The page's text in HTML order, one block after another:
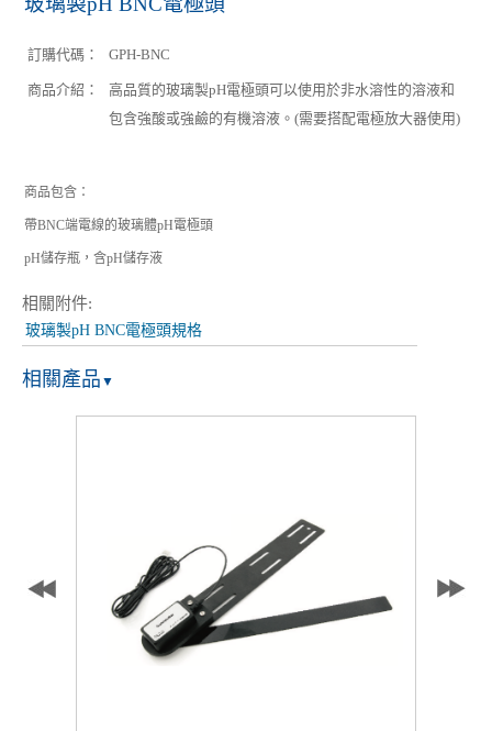
訂購代碼： GPH-BNC
商品介紹：
高品質的玻璃製pH電極頭可以使用於非水溶性的溶液和
包含強酸或強鹼的有機溶液。(需要搭配電極放大器使用)
商品包含：
帶BNC端電線的玻璃體pH電極頭
pH儲存瓶，含pH儲存液
相關附件:
玻璃製pH BNC電極頭規格
相關產品 ▼